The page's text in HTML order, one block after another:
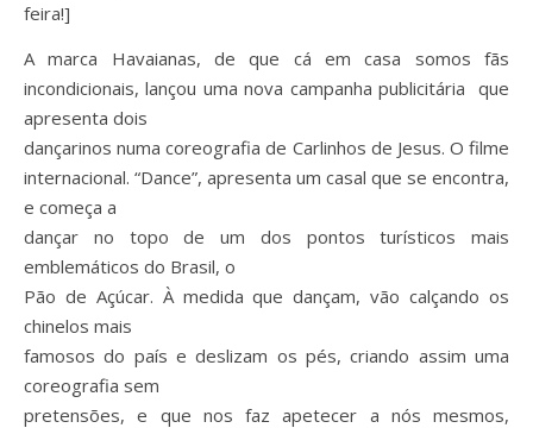
feira!]
A marca Havaianas, de que cá em casa somos fãs
incondicionais, lançou uma nova campanha publicitária que
apresenta dois
dançarinos numa coreografia de Carlinhos de Jesus. O filme
internacional. “Dance”, apresenta um casal que se encontra,
e começa a
dançar no topo de um dos pontos turísticos mais
emblemáticos do Brasil, o
Pão de Açúcar. À medida que dançam, vão calçando os
chinelos mais
famosos do país e deslizam os pés, criando assim uma
coreografia sem
pretensões, e que nos faz apetecer a nós mesmos,